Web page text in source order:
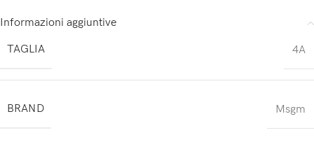
Informazioni aggiuntive
TAGLIA
4A
BRAND Msgm